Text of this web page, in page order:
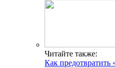
Читайте также:
Как предотвратить